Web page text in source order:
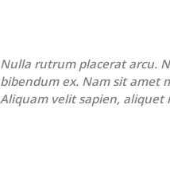
Nulla rutrum placerat arcu.
bibendum ex. Nam sit amet
Aliquam velit sapien, aliquet